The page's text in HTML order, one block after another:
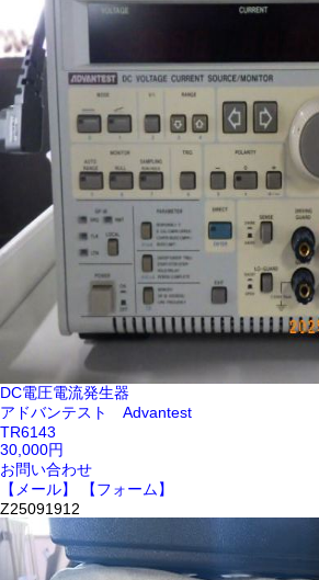
DC電圧電流発生器
アドバンテスト Advantest
TR6143
30,000円
お問い合わせ
【メール】
【フォーム】
Z25091912